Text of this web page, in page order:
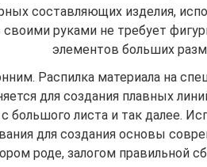
составляющих изделия,
своими руками не требует
элементов больших
Распилка материала на
для создания плавных
большого листа и так далее.
для создания основы
роде, залогом правильной